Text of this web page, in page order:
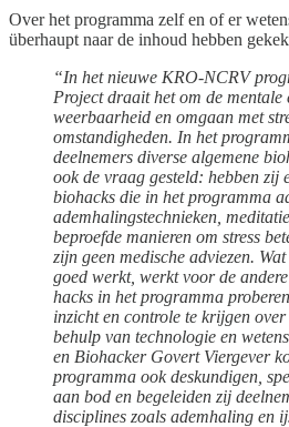
Over het programma zelf en of er
überhaupt naar de inhoud hebben
“In het nieuwe KRO-NCRV
Project draait het om de mentale
weerbaarheid en omgaan met
omstandigheden. In het
deelnemers diverse algemene
ook de vraag gesteld: hebben zij
biohacks die in het programma
ademhalingstechnieken,
beproefde manieren om stress
zijn geen medische adviezen.
goed werkt, werkt voor de
hacks in het programma
inzicht en controle te krijgen
behulp van technologie en
en Biohacker Govert Viergever
programma ook deskundigen,
aan bod en begeleiden zij
disciplines zoals ademhaling en